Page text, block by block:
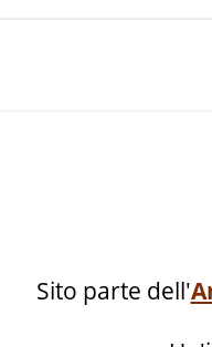
Sito parte dell'